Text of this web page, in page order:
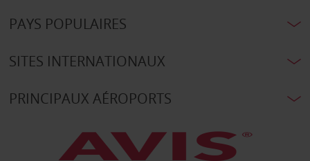
PAYS POPULAIRES
SITES INTERNATIONAUX
PRINCIPAUX AÉROPORTS